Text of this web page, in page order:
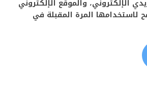
الإلكتروني، والموقع الإلكتروني
لاستخدامها المرة المقبلة في